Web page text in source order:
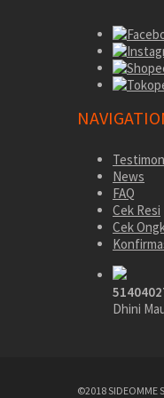
News
FAQ
Cek Resi
Cek
Dhini
©2018 SIDEOMME